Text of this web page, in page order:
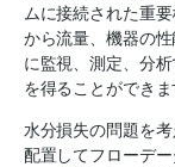
ムに接続された重
から流量、機器の
に監視、測定、分
を得ることができま
水分損失の問題を
配置してフローデ